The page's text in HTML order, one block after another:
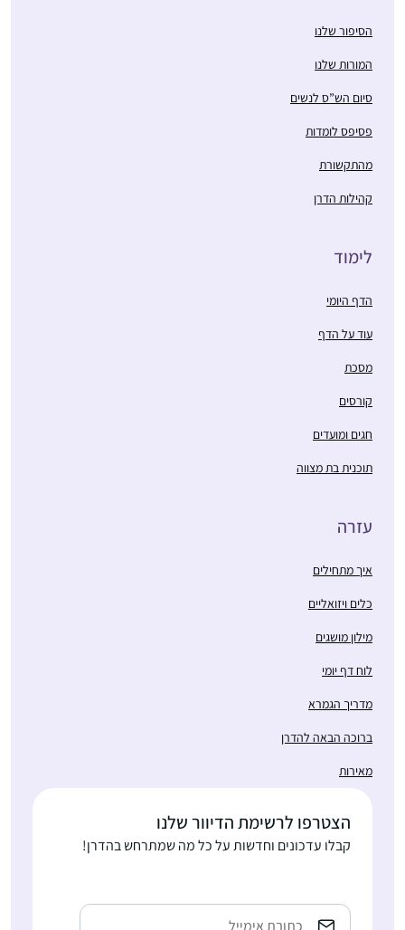
הסיפור שלנו
המורות שלנו
סיום הש”ס לנשים
פסיפס לומדות
מהתקשורת
קהילות הדרן
לימוד
הדף היומי
עוד על הדף
מסכת
קורסים
חגים ומועדים
תוכנית בת מצווה
עזרה
איך מתחילים
כלים ויזואליים
מילון מושגים
לוח דף יומי
מדריך הגמרא
ברוכה הבאה להדרן
מאירות
הצטרפו לרשימת הדיוור שלנו
קבלו עדכונים וחדשות על כל מה שמתרחש בהדרן!
Email